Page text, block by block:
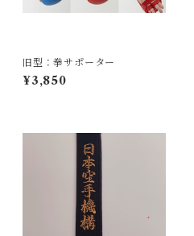
旧型：拳サポーター
¥3,850